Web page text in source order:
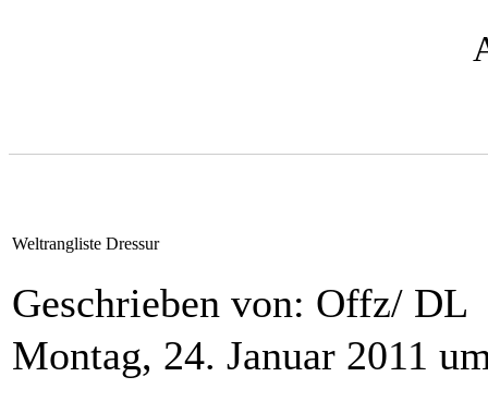
Weltrangliste Dressur
Geschrieben von: Offz/ DL
Montag, 24. Januar 2011